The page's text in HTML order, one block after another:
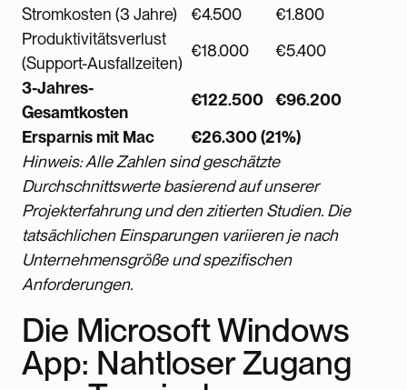
Stromkosten (3 Jahre)
€4.500
€1.800
Produktivitätsverlust
(Support-Ausfallzeiten)
€18.000
€5.400
3-Jahres-
Gesamtkosten
€122.500
€96.200
Ersparnis mit Mac
€26.300 (21%)
Hinweis: Alle Zahlen sind geschätzte
Durchschnittswerte basierend auf unserer
Projekterfahrung und den zitierten Studien. Die
tatsächlichen Einsparungen variieren je nach
Unternehmensgröße und spezifischen
Anforderungen.
Die Microsoft Windows
App: Nahtloser Zugang